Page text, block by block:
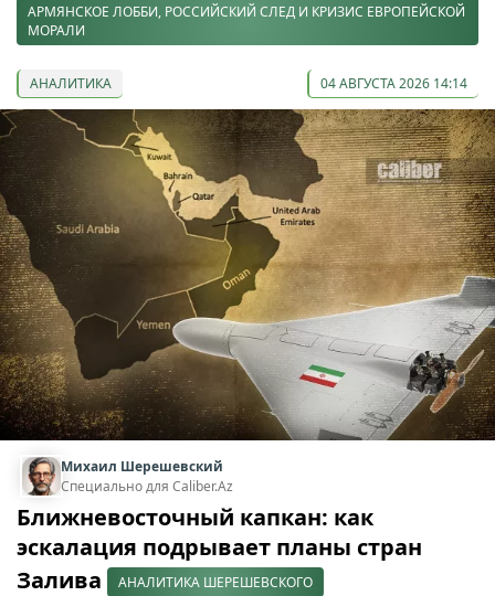
АРМЯНСКОЕ ЛОББИ, РОССИЙСКИЙ СЛЕД И КРИЗИС ЕВРОПЕЙСКОЙ
МОРАЛИ
АНАЛИТИКА 04 АВГУСТА 2026 14:14
Михаил Шерешевский
Специально для Caliber.Az
Ближневосточный капкан: как
эскалация подрывает планы стран
Залива
АНАЛИТИКА ШЕРЕШЕВСКОГО